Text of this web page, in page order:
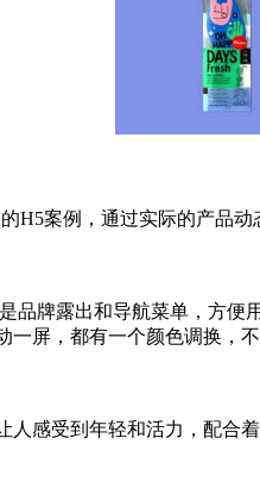
的H5案例，通过实际的产品
品牌露出和导航菜单，方
一屏，都有一个颜色调换，
人感受到年轻和活力，配合